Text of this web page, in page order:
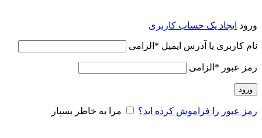
ورود ایجاد یک حساب کاربری
نام کاربری یا آدرس ایمیل * الزامی
رمز عبور * الزامی
ورود
رمز عبور را فراموش کرده اید؟ مرا به خاطر بسپار